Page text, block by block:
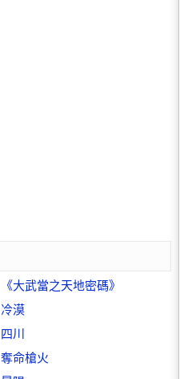
《大武當之天地密碼》
冷漠
四川
奪命槍火